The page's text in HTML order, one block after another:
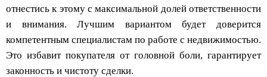
отнестись к этому с максимальной долей ответственности
и внимания. Лучшим вариантом будет доверится
компетентным специалистам по работе с недвижимостью.
Это избавит покупателя от головной боли, гарантирует
законность и чистоту сделки.